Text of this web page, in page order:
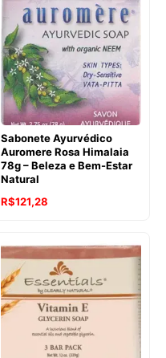
R$143,17.
é:
R$116,50.
Sabonete Ayurvédico
Auromere Rosa Himalaia
78g – Beleza e Bem-Estar
Natural
O
original
era:
R$154,88.
R$121,28
atual
é:
R$121,28.